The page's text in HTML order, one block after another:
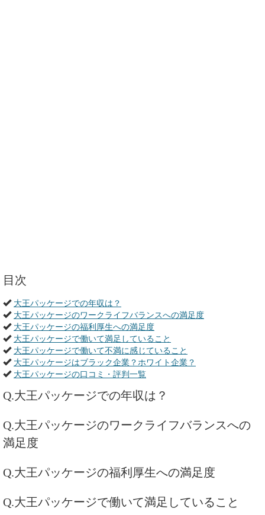
目次
大王パッケージでの年収は？
大王パッケージのワークライフバランスへの満足度
大王パッケージの福利厚生への満足度
大王パッケージで働いて満足していること
大王パッケージで働いて不満に感じていること
大王パッケージはブラック企業？ホワイト企業？
大王パッケージの口コミ・評判一覧
Q.大王パッケージでの年収は？
Q.大王パッケージのワークライフバランスへの
満足度
Q.大王パッケージの福利厚生への満足度
Q.大王パッケージで働いて満足していること